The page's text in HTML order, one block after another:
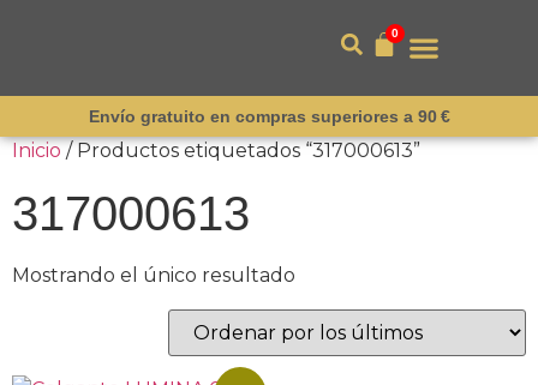
0
Envío gratuito en compras superiores a 90 €
Inicio/ Productos etiquetados “317000613”
317000613
Mostrando el único resultado